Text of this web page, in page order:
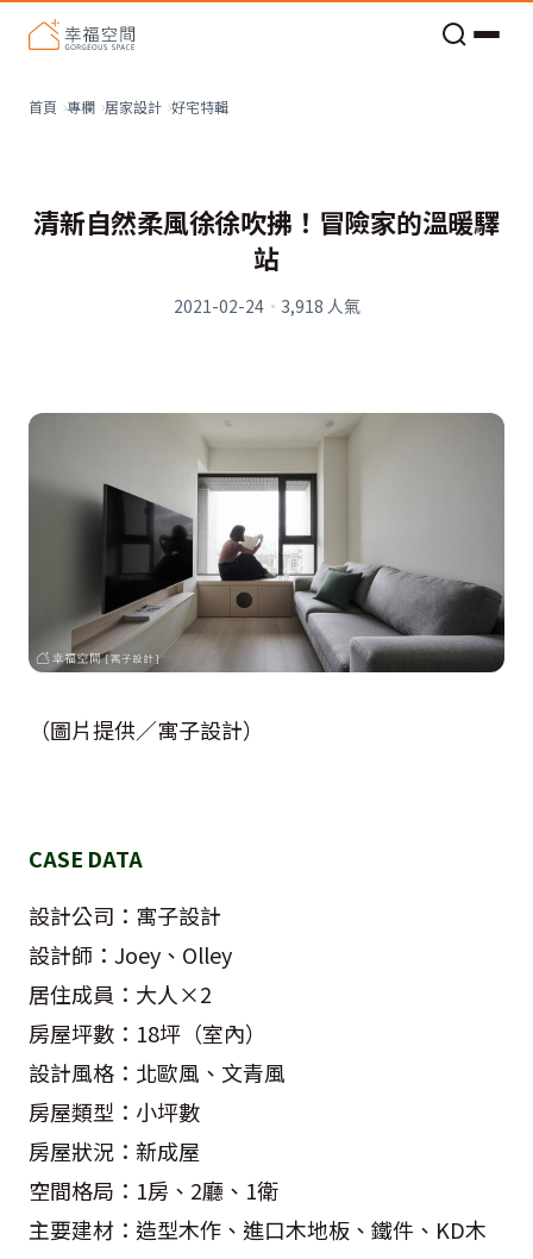
首頁 專欄 居家設計 好宅特輯
清新自然柔風徐徐吹拂！冒險家的溫暖驛
站
2021-02-24· 3,918 人氣
（圖片提供／寓子設計）
CASE DATA
設計公司：寓子設計
設計師：Joey、Olley
居住成員：大人×2
房屋坪數：18坪（室內）
設計風格：北歐風、文青風
房屋類型：小坪數
房屋狀況：新成屋
空間格局：1房、2廳、1衛
主要建材：造型木作、進口木地板、鐵件、KD木